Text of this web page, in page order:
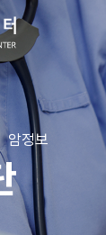
암정보